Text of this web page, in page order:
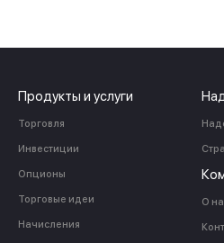
Продукты и услуги
Торговля
Инвестиции
Опционы
Торговые идеи
Начисления
О